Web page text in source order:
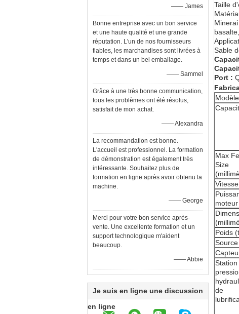
—— James
Bonne entreprise avec un bon service
et une haute qualité et une grande
réputation. L'un de nos fournisseurs
fiables, les marchandises sont livrées à
temps et dans un bel emballage.
—— Sammel
Grâce à une très bonne communication,
tous les problèmes ont été résolus,
satisfait de mon achat.
—— Alexandra
La recommandation est bonne.
L'accueil est professionnel. La formation
de démonstration est également très
intéressante. Souhaitez plus de
formation en ligne après avoir obtenu la
machine.
—— George
Merci pour votre bon service après-
vente. Une excellente formation et un
support technologique m'aident
beaucoup.
—— Abbie
Je suis en ligne une discussion
en ligne
Taille
Sable
Port :
Modèle
Max
Size
Poids
Station
de